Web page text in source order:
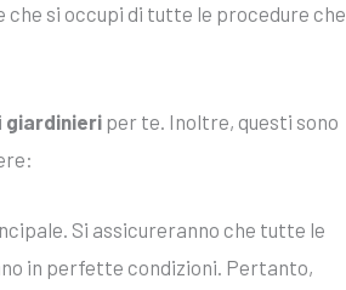
che si occupi di tutte le procedure che
giardinieri per te. Inoltre, questi sono
Si assicureranno che tutte le
in perfette condizioni. Pertanto,